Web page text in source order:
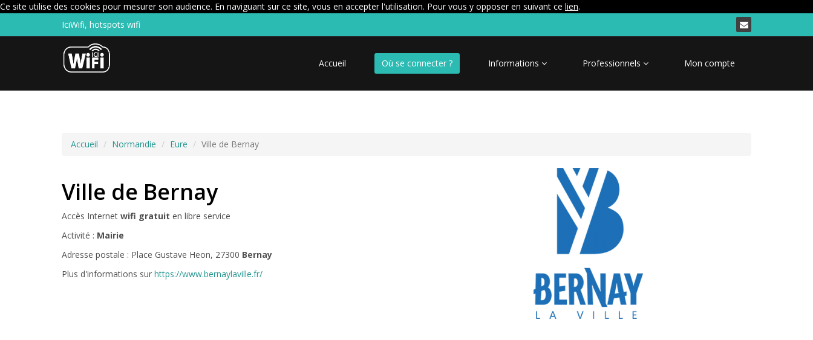
Ce site utilise des cookies pour mesurer son audience. En naviguant sur ce site, vous en accepter l'utilisation. Pour vous y opposer en suivant ce lien.
IciWifi, hotspots wifi
Accueil Où se connecter ? Informations Professionnels Mon compte
Accueil Normandie Eure Ville de Bernay
Ville de Bernay
Accès Internet wifi gratuit en libre service
Activité : Mairie
Adresse postale : Place Gustave Heon, 27300 Bernay
Plus d'informations sur https://www.bernaylaville.fr/